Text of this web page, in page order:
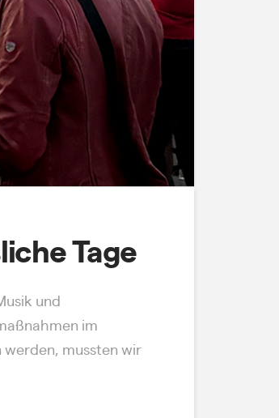
Tage
und
im
werden, mussten wir